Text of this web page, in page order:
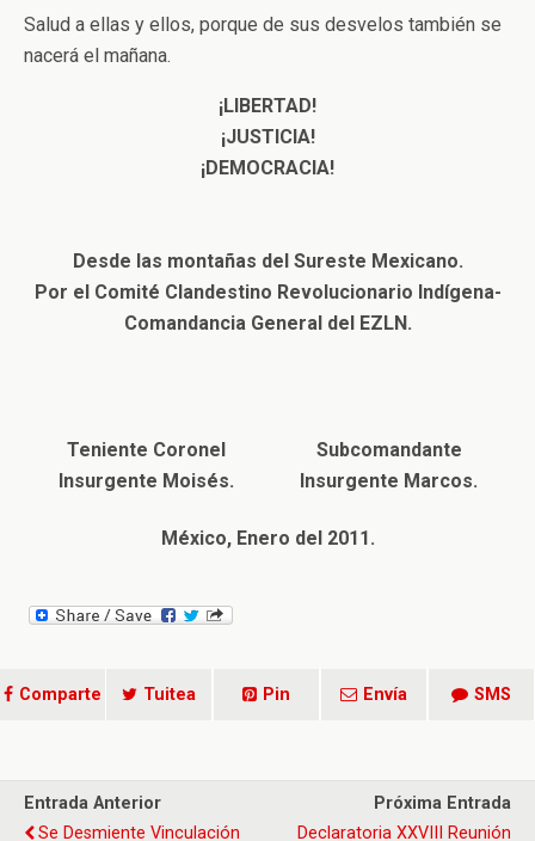
Salud a ellas y ellos, porque de sus desvelos también se
nacerá el mañana.
¡LIBERTAD!
¡JUSTICIA!
¡DEMOCRACIA!
Desde las montañas del Sureste Mexicano.
Por el Comité Clandestino Revolucionario Indígena-
Comandancia General del EZLN.
Teniente Coronel
Insurgente Moisés.
Subcomandante
Insurgente Marcos.
México, Enero del 2011.
Comparte Tuitea Pin Envía SMS
Entrada Anterior
Se Desmiente Vinculación
Próxima Entrada
Declaratoria XXVIII Reunión